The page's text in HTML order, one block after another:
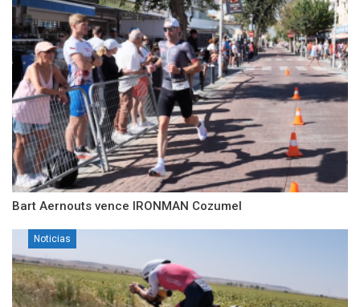
Bart Aernouts vence IRONMAN Cozumel
Noticias